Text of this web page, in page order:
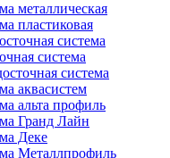
металлическая
пластиковая
система
система
система
аквасистем
альта профиль
Гранд Лайн
Деке
Металлпрофиль